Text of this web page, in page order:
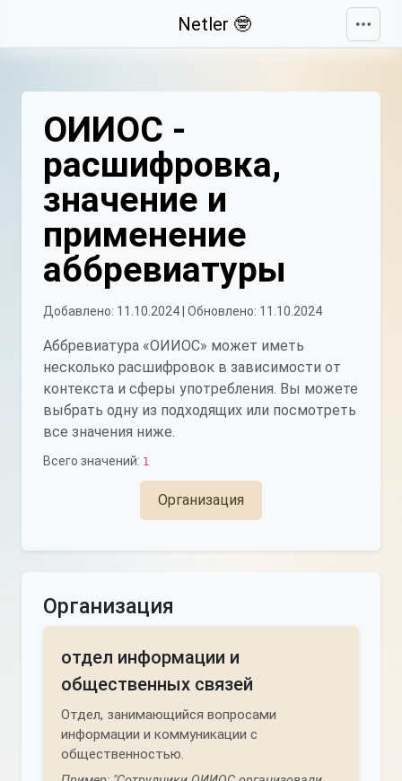
Netler 🤓
ОИИОС -
расшифровка,
значение и
применение
аббревиатуры
Добавлено: 11.10.2024 | Обновлено: 11.10.2024
Аббревиатура «ОИИОС» может иметь
несколько расшифровок в зависимости от
контекста и сферы употребления. Вы можете
выбрать одну из подходящих или посмотреть
все значения ниже.
Всего значений: 1
Организация
Организация
отдел информации и
общественных связей
Отдел, занимающийся вопросами
информации и коммуникации с
общественностью.